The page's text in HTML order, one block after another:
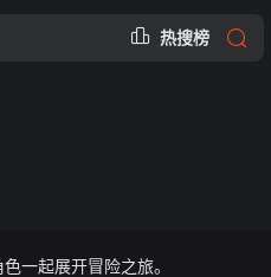
热搜榜
一起展开冒险之旅。